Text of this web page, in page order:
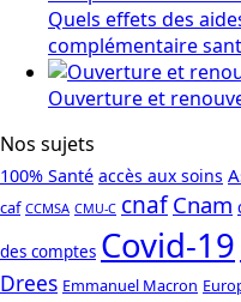
Quels effets des
complémentaire
Ouverture et
Nos sujets
100% Santé accès aux soins
caf CCMSA CMU-C cnaf Cnam
des comptes Covid-19
Drees Emmanuel Macron